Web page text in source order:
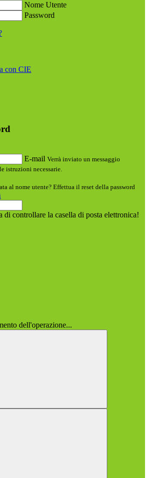
Nome Utente
Password
con CIE
E-mail Verrà inviato un messaggio
istruzioni necessarie.
al nome utente? Effettua il reset della password
di controllare la casella di posta elettronica!
dell'operazione...